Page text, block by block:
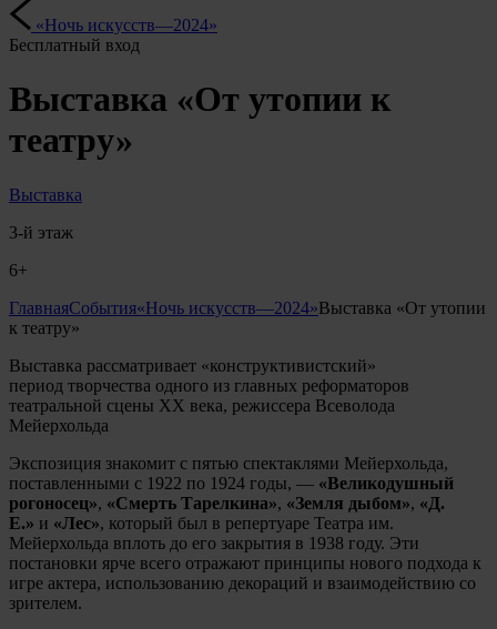
«Ночь искусств—2024»
Бесплатный вход
Выставка «От утопии к
театру»
Выставка
3-й этаж
6+
ГлавнаяСобытия«Ночь искусств—2024»Выставка «От утопии
к театру»
Выставка рассматривает «конструктивистский»
период творчества одного из главных реформаторов
театральной сцены XX века, режиссера Всеволода
Мейерхольда
Экспозиция знакомит с пятью спектаклями Мейерхольда,
поставленными с 1922 по 1924 годы, — «Великодушный
рогоносец», «Смерть Тарелкина», «Земля дыбом», «Д.
Е.» и «Лес», который был в репертуаре Театра им.
Мейерхольда вплоть до его закрытия в 1938 году. Эти
постановки ярче всего отражают принципы нового подхода к
игре актера, использованию декораций и взаимодействию со
зрителем.